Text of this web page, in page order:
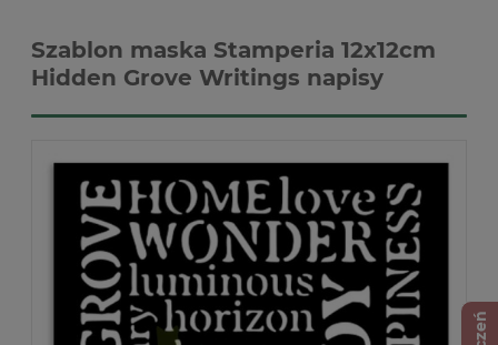
Szablon maska Stamperia 12x12cm
Hidden Grove Writings napisy